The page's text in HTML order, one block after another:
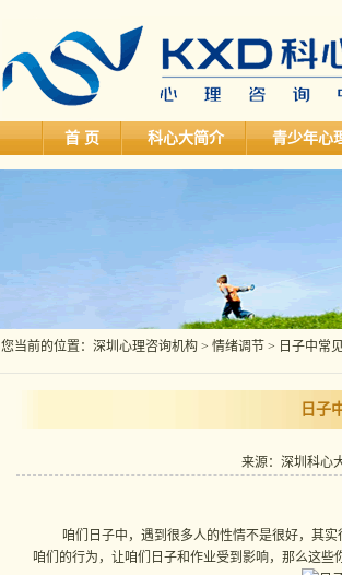
首 页 科心大简介 青少年心
您当前的位置： 深圳心理咨询机构> 情绪调节 > 日子中常
日子
来源：深圳科心
咱们日子中，遇到很多人的性情不是很好，其实
咱们的行为，让咱们日子和作业受到影响，那么这些